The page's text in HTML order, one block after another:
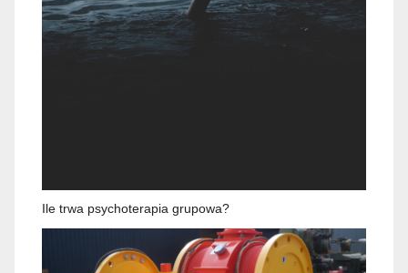
Ile trwa psychoterapia grupowa?